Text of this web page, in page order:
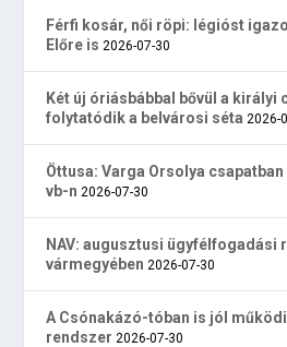
Férfi kosár, női röpi: légióst
Előre is 2026-07-30
Két új óriásbábbal bővül a királyi
folytatódik a belvárosi séta 2026-
Öttusa: Varga Orsolya
vb-n 2026-07-30
NAV: augusztusi ügyfélfogadási
vármegyében 2026-07-30
A Csónakázó-tóban is jól
rendszer 2026-07-30